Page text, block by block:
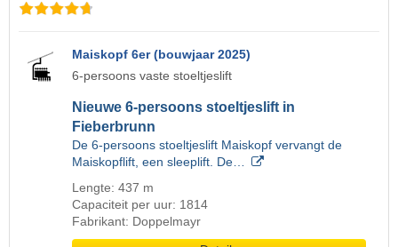
Maiskopf 6er (bouwjaar 2025)
6-persoons vaste stoeltjeslift
Nieuwe 6-persoons stoeltjeslift in
Fieberbrunn
De 6-persoons stoeltjeslift Maiskopf vervangt de
Maiskopflift, een sleeplift. De…
Lengte: 437 m
Capaciteit per uur: 1814
Fabrikant: Doppelmayr